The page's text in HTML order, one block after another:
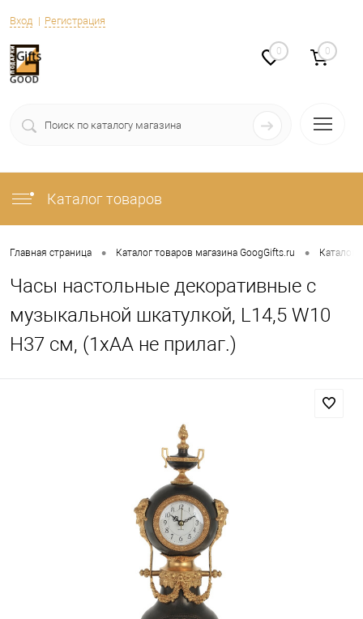
Вход Регистрация
0 0
Каталог товаров
Главная страница • Каталог товаров магазина GoogGifts.ru • Каталог
Часы настольные декоративные с
музыкальной шкатулкой, L14,5 W10
H37 см, (1xАА не прилаг.)